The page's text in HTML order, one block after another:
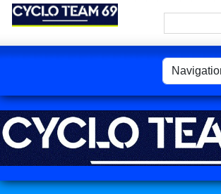
Panneau de gestion des cookies